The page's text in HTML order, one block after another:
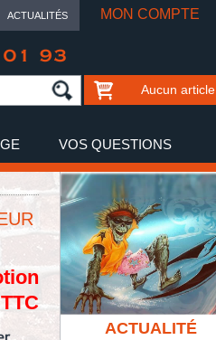
ACTUALITÉS MON COMPTE
93
Aucun article
VOS QUESTIONS
ACTUALITÉ